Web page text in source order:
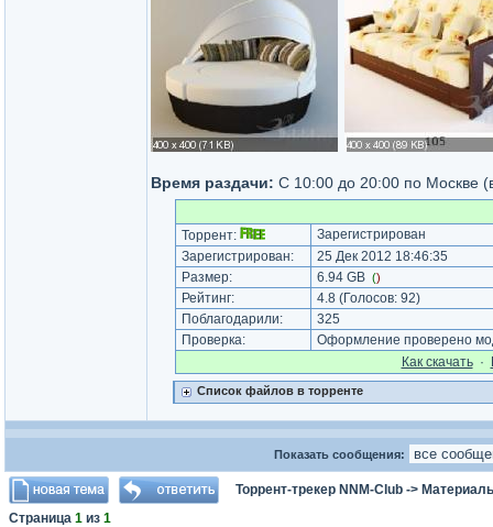
Время раздачи: С 10:00 до 20:00 по Москве
Торрент:
Зарегистрирован
Зарегистрирован:
25 Дек 2012 18:46:35
Размер:
6.94 GB ()
Рейтинг: 4.8 (Голосов: 92)
Поблагодарили:
325
Проверка:
Оформление проверено
Как cкачать·
Список файлов в торренте
Показать сообщения:
Торрент-трекер NNM-Club ->
Страница 1 из 1